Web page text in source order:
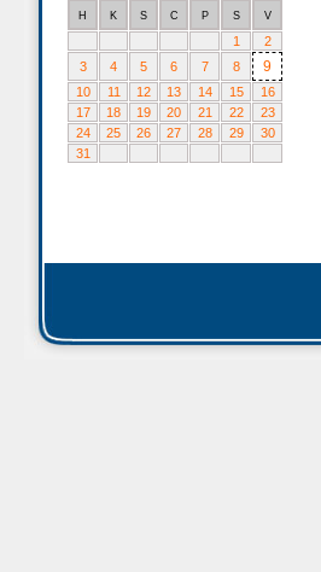
H K S C P S V
1
2
3
4 5 6 7 8 9
10 11 12 13 14 15
16
17
18 19 20 21 22
23
24
25 26 27 28 29
30
31